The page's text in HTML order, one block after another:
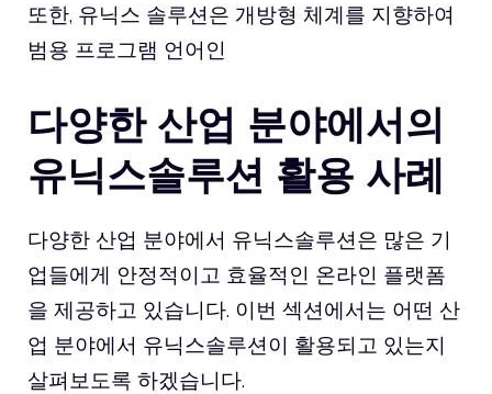
또한, 유닉스 솔루션은 개방형 체계를 지향하여
범용 프로그램 언어인
다양한 산업 분야에서의
유닉스솔루션 활용 사례
다양한 산업 분야에서 유닉스솔루션은 많은 기
업들에게 안정적이고 효율적인 온라인 플랫폼
을 제공하고 있습니다. 이번 섹션에서는 어떤 산
업 분야에서 유닉스솔루션이 활용되고 있는지
살펴보도록 하겠습니다.